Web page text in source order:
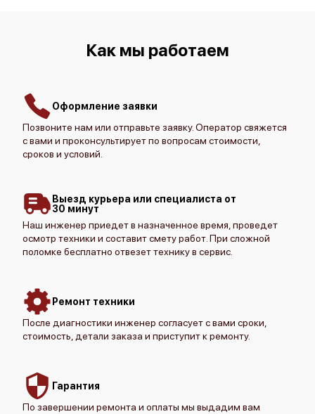
Как мы работаем
Оформление заявки
Позвоните нам или отправьте заявку. Оператор свяжется
с вами и проконсультирует по вопросам стоимости,
сроков и условий.
Выезд курьера или специалиста от
30 минут
Наш инженер приедет в назначенное время, проведет
осмотр техники и составит смету работ. При сложной
поломке бесплатно отвезет технику в сервис.
Ремонт техники
После диагностики инженер согласует с вами сроки,
стоимость, детали заказа и приступит к ремонту.
Гарантия
По завершении ремонта и оплаты мы выдадим вам